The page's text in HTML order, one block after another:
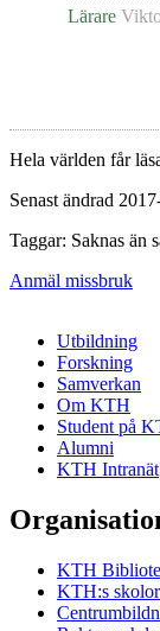
Lärare
Hela världen får
Senast ändrad
Taggar: Saknas än
Anmäl missbruk
Utbildning
Forskning
Samverkan
Om KTH
Student på
Alumni
KTH Intranät
KTH
KTH:s skolor